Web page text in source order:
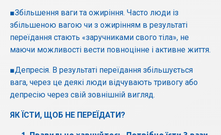
■Збільшення ваги та ожиріння. Часто люди із
збільшеною вагою чи з ожирінням в результаті
переїдання стають «заручниками свого тіла», не
маючи можливості вести повноцінне і активне життя.
■Депресія. В результаті переїдання збільшується
вага, через це деякі люди відчувають тривогу або
депресію через свій зовнішній вигляд.
ЯК ЇСТИ, ЩОБ НЕ ПЕРЕЇДАТИ?